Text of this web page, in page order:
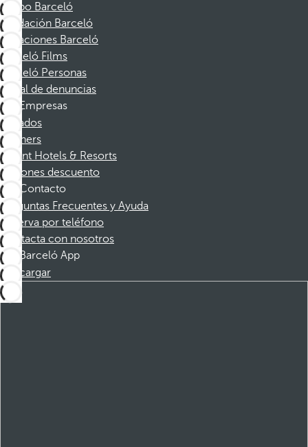
Grupo Barceló
Fundación Barceló
Vacaciones Barceló
Barceló Films
Barceló Personas
Canal de denuncias
Empresas
Afiliados
Partners
Dorint Hotels & Resorts
Cupones descuento
Contacto
Preguntas Frecuentes y Ayuda
Reserva por teléfono
Contacta con nosotros
Barceló App
Descargar